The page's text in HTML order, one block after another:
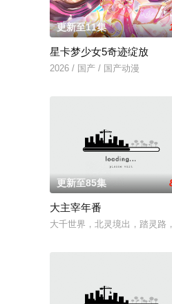
更新至11集
星卡梦少女5奇迹绽放
2026 / 国产 / 国产动漫
更新至85集
大主宰年番
大千世界，北灵境出，踏灵路